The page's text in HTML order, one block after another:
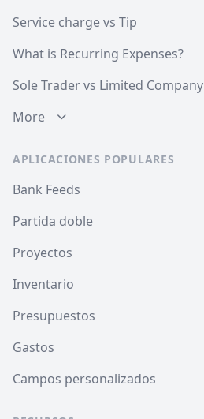
Service charge vs Tip
What is Recurring Expenses?
Sole Trader vs Limited Company
More
APLICACIONES POPULARES
Bank Feeds
Partida doble
Proyectos
Inventario
Presupuestos
Gastos
Campos personalizados